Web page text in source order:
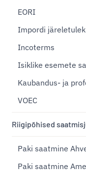
EORI
Impordi järeletulek
Incoterms
Isiklike esemete
Kaubandus- ja
VOEC
Riigipõhised
Paki saatmine
Paki saatmine